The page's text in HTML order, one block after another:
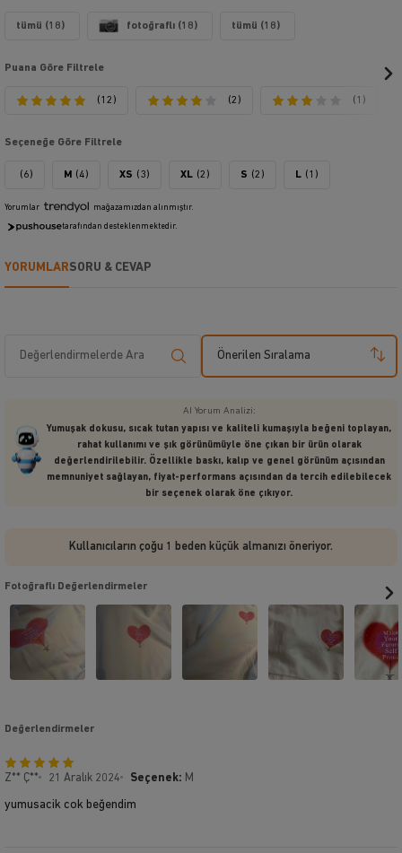
tümü (18) fotoğraflı (18) tümü (18)
Puana Göre Filtrele
(12) (2) (1)
Seçeneğe Göre Filtrele
(6) M (4) XS (3) XL (2) S (2) L (1)
Yorumlar mağazamızdan alınmıştır.
tarafından desteklenmektedir.
YORUMLARSORU & CEVAP
Önerilen Sıralama
AI Yorum Analizi:
Yumuşak dokusu, sıcak tutan yapısı ve kaliteli kumaşıyla beğeni toplayan,
rahat kullanımı ve şık görünümüyle öne çıkan bir ürün olarak
değerlendirilebilir. Özellikle baskı, kalıp ve genel görünüm açısından
memnuniyet sağlayan, fiyat-performans açısından da tercih edilebilecek
bir seçenek olarak öne çıkıyor.
Kullanıcıların çoğu 1 beden küçük almanızı öneriyor.
Fotoğraflı Değerlendirmeler
Değerlendirmeler
Z** Ç** 21 Aralık 2024 Seçenek: M
yumusacik cok beğendim